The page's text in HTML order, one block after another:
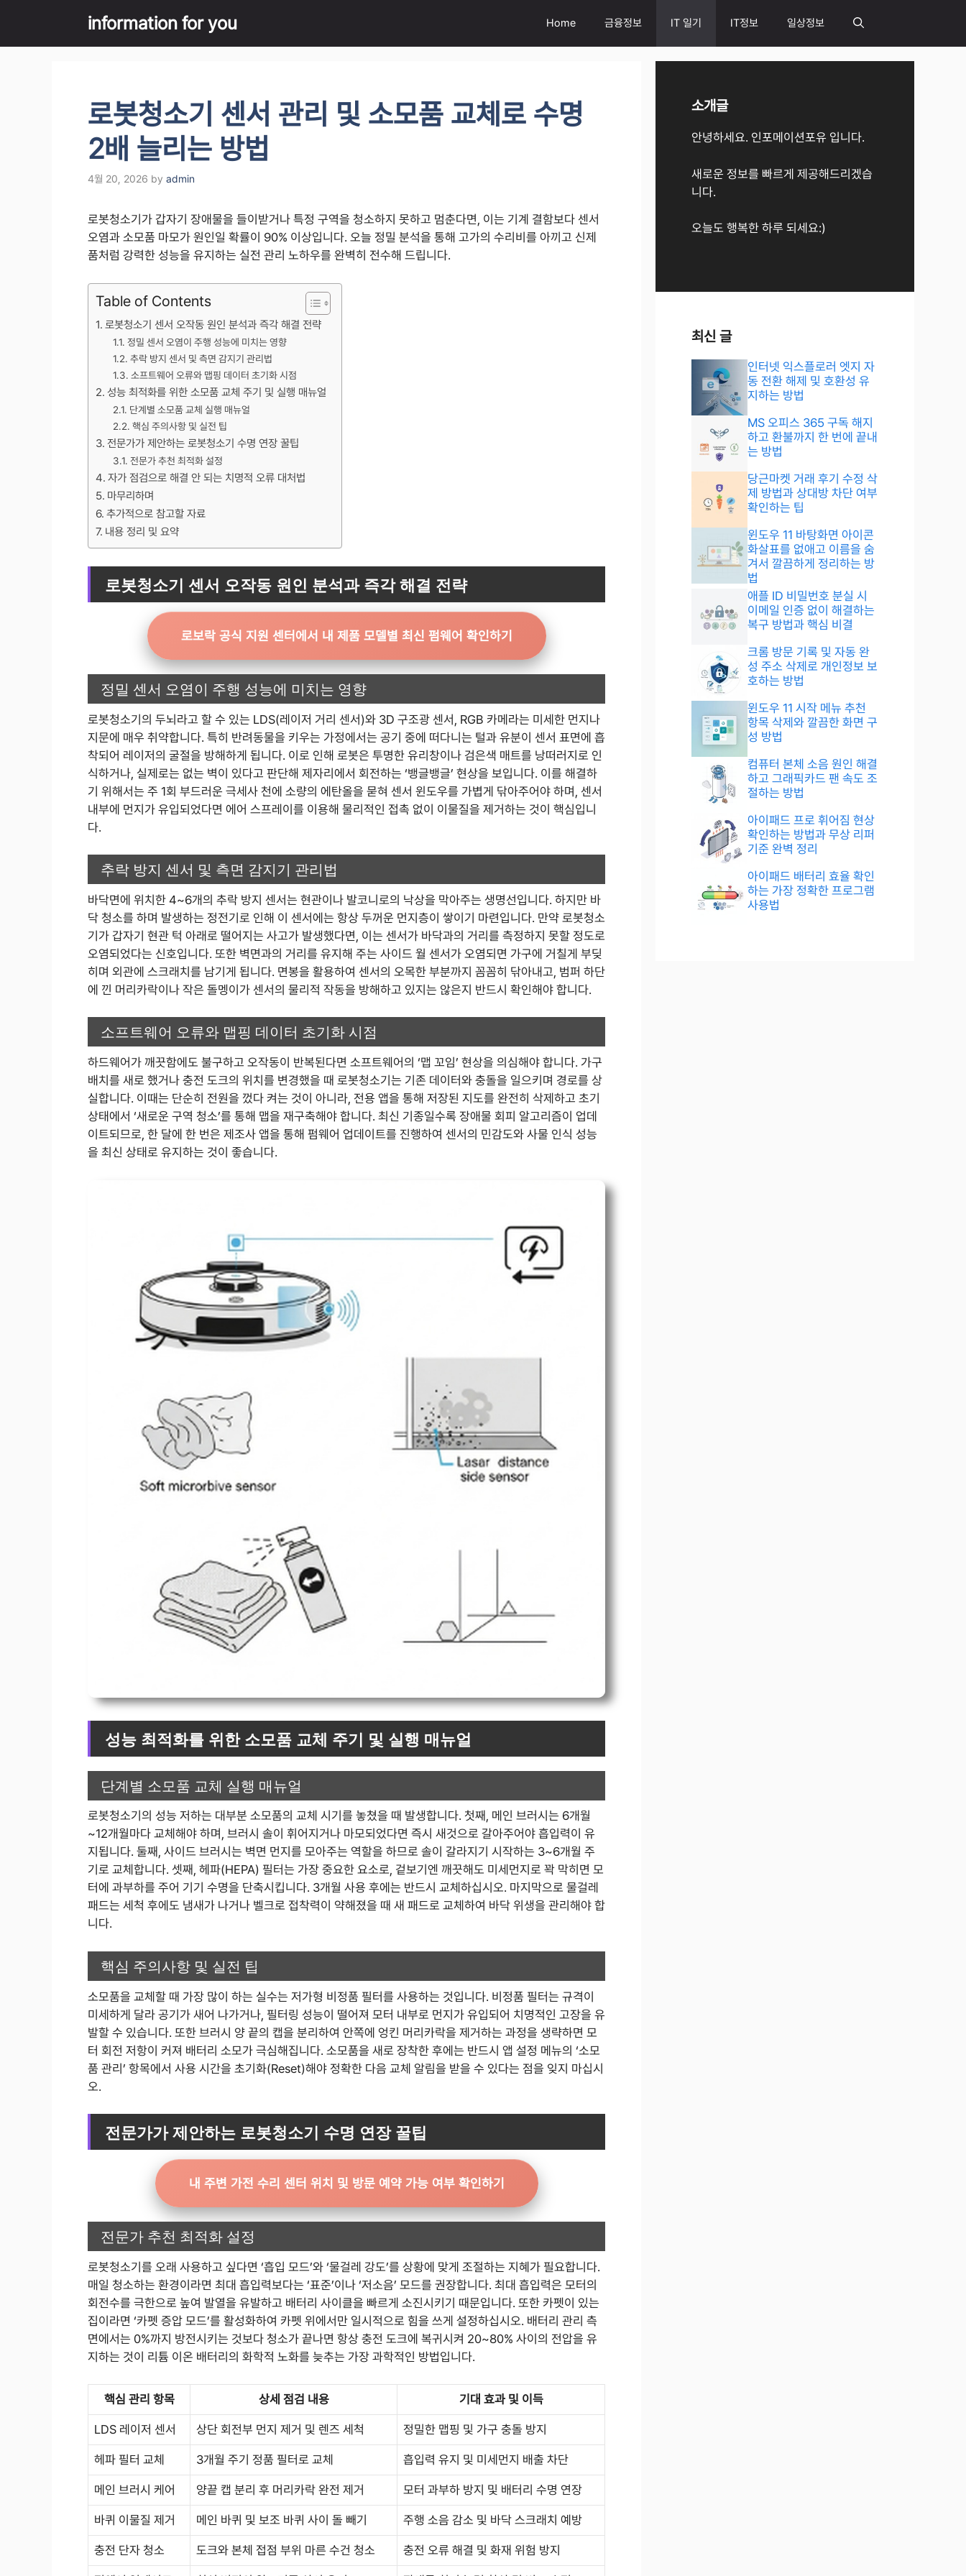
content
information for you Home 금융정보 IT 일기 IT정보 일상정보
로봇청소기 센서 관리 및 소모품 교체로 수명
2배 늘리는 방법
4월 20, 2026 by admin
로봇청소기가 갑자기 장애물을 들이받거나 특정 구역을 청소하지 못하고 멈춘다면, 이는 기계 결함보다 센서
오염과 소모품 마모가 원인일 확률이 90% 이상입니다. 오늘 정밀 분석을 통해 고가의 수리비를 아끼고 신제
품처럼 강력한 성능을 유지하는 실전 관리 노하우를 완벽히 전수해 드립니다.
Table of Contents
로봇청소기 센서 오작동 원인 분석과 즉각 해결 전략
정밀 센서 오염이 주행 성능에 미치는 영향
추락 방지 센서 및 측면 감지기 관리법
소프트웨어 오류와 맵핑 데이터 초기화 시점
성능 최적화를 위한 소모품 교체 주기 및 실행 매뉴얼
단계별 소모품 교체 실행 매뉴얼
핵심 주의사항 및 실전 팁
전문가가 제안하는 로봇청소기 수명 연장 꿀팁
전문가 추천 최적화 설정
자가 점검으로 해결 안 되는 치명적 오류 대처법
마무리하며
추가적으로 참고할 자료
내용 정리 및 요약
로봇청소기 센서 오작동 원인 분석과 즉각 해결 전략
로보락 공식 지원 센터에서 내 제품 모델별 최신 펌웨어 확인하기
정밀 센서 오염이 주행 성능에 미치는 영향
로봇청소기의 두뇌라고 할 수 있는 LDS(레이저 거리 센서)와 3D 구조광 센서, RGB 카메라는 미세한 먼지나
지문에 매우 취약합니다. 특히 반려동물을 키우는 가정에서는 공기 중에 떠다니는 털과 유분이 센서 표면에 흡
착되어 레이저의 굴절을 방해하게 됩니다. 이로 인해 로봇은 투명한 유리창이나 검은색 매트를 낭떠러지로 인
식하거나, 실제로는 없는 벽이 있다고 판단해 제자리에서 회전하는 ‘뱅글뱅글’ 현상을 보입니다. 이를 해결하
기 위해서는 주 1회 부드러운 극세사 천에 소량의 에탄올을 묻혀 센서 윈도우를 가볍게 닦아주어야 하며, 센서
내부에 먼지가 유입되었다면 에어 스프레이를 이용해 물리적인 접촉 없이 이물질을 제거하는 것이 핵심입니
다.
추락 방지 센서 및 측면 감지기 관리법
바닥면에 위치한 4~6개의 추락 방지 센서는 현관이나 발코니로의 낙상을 막아주는 생명선입니다. 하지만 바
닥 청소를 하며 발생하는 정전기로 인해 이 센서에는 항상 두꺼운 먼지층이 쌓이기 마련입니다. 만약 로봇청소
기가 갑자기 현관 턱 아래로 떨어지는 사고가 발생했다면, 이는 센서가 바닥과의 거리를 측정하지 못할 정도로
오염되었다는 신호입니다. 또한 벽면과의 거리를 유지해 주는 사이드 월 센서가 오염되면 가구에 거칠게 부딪
히며 외관에 스크래치를 남기게 됩니다. 면봉을 활용하여 센서의 오목한 부분까지 꼼꼼히 닦아내고, 범퍼 하단
에 낀 머리카락이나 작은 돌멩이가 센서의 물리적 작동을 방해하고 있지는 않은지 반드시 확인해야 합니다.
소프트웨어 오류와 맵핑 데이터 초기화 시점
하드웨어가 깨끗함에도 불구하고 오작동이 반복된다면 소프트웨어의 ‘맵 꼬임’ 현상을 의심해야 합니다. 가구
배치를 새로 했거나 충전 도크의 위치를 변경했을 때 로봇청소기는 기존 데이터와 충돌을 일으키며 경로를 상
실합니다. 이때는 단순히 전원을 껐다 켜는 것이 아니라, 전용 앱을 통해 저장된 지도를 완전히 삭제하고 초기
상태에서 ‘새로운 구역 청소’를 통해 맵을 재구축해야 합니다. 최신 기종일수록 장애물 회피 알고리즘이 업데
이트되므로, 한 달에 한 번은 제조사 앱을 통해 펌웨어 업데이트를 진행하여 센서의 민감도와 사물 인식 성능
을 최신 상태로 유지하는 것이 좋습니다.
성능 최적화를 위한 소모품 교체 주기 및 실행 매뉴얼
단계별 소모품 교체 실행 매뉴얼
로봇청소기의 성능 저하는 대부분 소모품의 교체 시기를 놓쳤을 때 발생합니다. 첫째, 메인 브러시는 6개월
~12개월마다 교체해야 하며, 브러시 솔이 휘어지거나 마모되었다면 즉시 새것으로 갈아주어야 흡입력이 유
지됩니다. 둘째, 사이드 브러시는 벽면 먼지를 모아주는 역할을 하므로 솔이 갈라지기 시작하는 3~6개월 주
기로 교체합니다. 셋째, 헤파(HEPA) 필터는 가장 중요한 요소로, 겉보기엔 깨끗해도 미세먼지로 꽉 막히면 모
터에 과부하를 주어 기기 수명을 단축시킵니다. 3개월 사용 후에는 반드시 교체하십시오. 마지막으로 물걸레
패드는 세척 후에도 냄새가 나거나 벨크로 접착력이 약해졌을 때 새 패드로 교체하여 바닥 위생을 관리해야 합
니다.
핵심 주의사항 및 실전 팁
소모품을 교체할 때 가장 많이 하는 실수는 저가형 비정품 필터를 사용하는 것입니다. 비정품 필터는 규격이
미세하게 달라 공기가 새어 나가거나, 필터링 성능이 떨어져 모터 내부로 먼지가 유입되어 치명적인 고장을 유
발할 수 있습니다. 또한 브러시 양 끝의 캡을 분리하여 안쪽에 엉킨 머리카락을 제거하는 과정을 생략하면 모
터 회전 저항이 커져 배터리 소모가 극심해집니다. 소모품을 새로 장착한 후에는 반드시 앱 설정 메뉴의 ‘소모
품 관리’ 항목에서 사용 시간을 초기화(Reset)해야 정확한 다음 교체 알림을 받을 수 있다는 점을 잊지 마십시
오.
전문가가 제안하는 로봇청소기 수명 연장 꿀팁
내 주변 가전 수리 센터 위치 및 방문 예약 가능 여부 확인하기
전문가 추천 최적화 설정
로봇청소기를 오래 사용하고 싶다면 ‘흡입 모드’와 ‘물걸레 강도’를 상황에 맞게 조절하는 지혜가 필요합니다.
매일 청소하는 환경이라면 최대 흡입력보다는 ‘표준’이나 ‘저소음’ 모드를 권장합니다. 최대 흡입력은 모터의
회전수를 극한으로 높여 발열을 유발하고 배터리 사이클을 빠르게 소진시키기 때문입니다. 또한 카펫이 있는
집이라면 ‘카펫 증압 모드’를 활성화하여 카펫 위에서만 일시적으로 힘을 쓰게 설정하십시오. 배터리 관리 측
면에서는 0%까지 방전시키는 것보다 청소가 끝나면 항상 충전 도크에 복귀시켜 20~80% 사이의 전압을 유
지하는 것이 리튬 이온 배터리의 화학적 노화를 늦추는 가장 과학적인 방법입니다.
핵심 관리 항목 상세 점검 내용 기대 효과 및 이득
LDS 레이저 센서 상단 회전부 먼지 제거 및 렌즈 세척 정밀한 맵핑 및 가구 충돌 방지
헤파 필터 교체 3개월 주기 정품 필터로 교체 흡입력 유지 및 미세먼지 배출 차단
메인 브러시 케어 양끝 캡 분리 후 머리카락 완전 제거 모터 과부하 방지 및 배터리 수명 연장
바퀴 이물질 제거 메인 바퀴 및 보조 바퀴 사이 돌 빼기 주행 소음 감소 및 바닥 스크래치 예방
충전 단자 청소 도크와 본체 접점 부위 마른 수건 청소 충전 오류 해결 및 화재 위험 방지
소개글
안녕하세요. 인포메이션포유 입니다.
새로운 정보를 빠르게 제공해드리겠습
니다.
오늘도 행복한 하루 되세요:)
최신 글
인터넷 익스플로러 엣지 자
동 전환 해제 및 호환성 유
지하는 방법
MS 오피스 365 구독 해지
하고 환불까지 한 번에 끝내
는 방법
당근마켓 거래 후기 수정 삭
제 방법과 상대방 차단 여부
확인하는 팁
윈도우 11 바탕화면 아이콘
화살표를 없애고 이름을 숨
겨서 깔끔하게 정리하는 방
법
애플 ID 비밀번호 분실 시
이메일 인증 없이 해결하는
복구 방법과 핵심 비결
크롬 방문 기록 및 자동 완
성 주소 삭제로 개인정보 보
호하는 방법
윈도우 11 시작 메뉴 추천
항목 삭제와 깔끔한 화면 구
성 방법
컴퓨터 본체 소음 원인 해결
하고 그래픽카드 팬 속도 조
절하는 방법
아이패드 프로 휘어짐 현상
확인하는 방법과 무상 리퍼
기준 완벽 정리
아이패드 배터리 효율 확인
하는 가장 정확한 프로그램
사용법